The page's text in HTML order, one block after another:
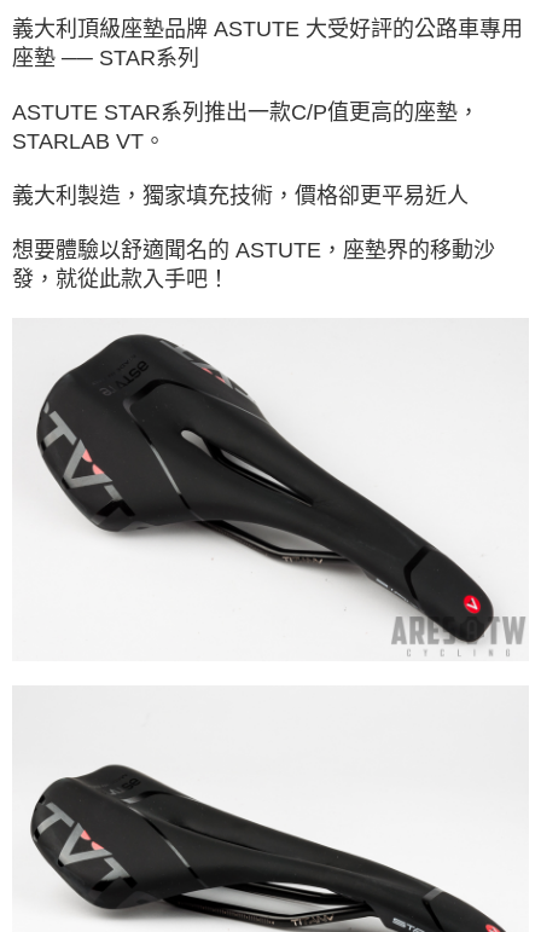
【注意事項】
用戶於交易時，得透過本服務購買商品或服務，並由商店將買賣／分期付款
買賣價金債權讓與本公司後，依約使用本公司帳單繳交帳款。
2.基於同意付款使用「大哥付你分期」之契約關係目的，商店將以您的個人
由本公司與您本人進行分期帳單所需資料之確認、核對及更正。
3.完整用戶服務條款，請詳閱以下連結：
https://oppay.tw/userRule
２．訂單成立數日內，您將收到繳費通知簡訊。
３．收到繳費通知簡訊後14天內，點擊此簡訊中的連結，可透過四大超商／
ATM／網路銀行／等多元方式進行付款，方視為交易完成。
購買商品的店家。未經商家同意取消之訂單仍視為有效，需透過AFTEE先享
後付繳納相關費用。
※ 交易是否成功請以「AFTEE先享後付 」之結帳頁面顯示為準，若有關於
客戶支援中心」https://netprotections.freshdesk.com/support/home
【注意事項】
１．透過由恩沛科技股份有限公司提供之「AFTEE先享後付」服務完成之交
易，需依本服務之必要範圍內提供個人資料，並將交易相關給付款項請求債
https://aftee.tw/terms/#terms3
３．未成年的使用者請事先徵得法定代理人或監護人之同意方可使用
「AFTEE先享後付」，若未經同意申辦者引起之損失，本公司不負相關責
任。
４．使用「AFTEE先享後付」時，將依據個別帳號之用戶狀況，依本公司即
時審查核予不同之上限額度；若仍有額度不足之情形，本公司將視審查結果
請求用戶進行身份認證。
５．嚴禁一人註冊多個帳號或使用他人資訊註冊。若發現惡意使用之情形，
恩沛科技股份有限公司將有權停止該用戶之使用額度並採取法律行動。
每筆NT$60，滿NT$998(含以上)免運費
每筆NT$60，滿NT$998(含以上)免運費
7-11純取貨
每筆NT$60，滿NT$998(含以上)免運費
每筆NT$80，滿NT$1,300(含以上)免運費
義大利頂級座墊品牌 ASTUTE 大受好評的公路車專用
座墊 ── STAR系列
ASTUTE STAR系列推出一款C/P值更高的座墊，
STARLAB VT。
義大利製造，獨家填充技術，價格卻更平易近人
想要體驗以舒適聞名的 ASTUTE，座墊界的移動沙
發，就從此款入手吧！